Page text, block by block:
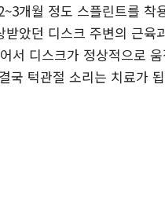
개월 정도 스플린트를 착
받았던 디스크 주변의 근육
서 디스크가 정상적으로
결국 턱관절 소리는 치료가